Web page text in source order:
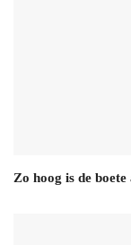
Zo hoog is de